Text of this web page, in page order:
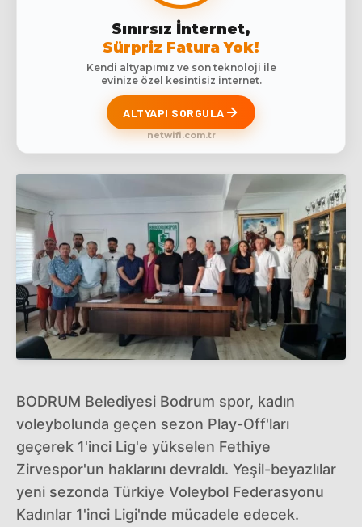
Sınırsız İnternet,
Sürpriz Fatura Yok!
Kendi altyapımız ve son teknoloji ile
evinize özel kesintisiz internet.
ALTYAPI SORGULA
netwifi.com.tr
BODRUM Belediyesi Bodrum spor, kadın
voleybolunda geçen sezon Play-Off'ları
geçerek 1'inci Lig'e yükselen Fethiye
Zirvespor'un haklarını devraldı. Yeşil-beyazlılar
yeni sezonda Türkiye Voleybol Federasyonu
Kadınlar 1'inci Ligi'nde mücadele edecek.